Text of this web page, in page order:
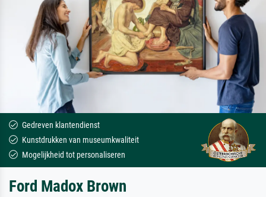
Hokusai-golf, naakt.
olieverfschilderij, staand naakt naast
een boom.
Gedreven klantendienst
Kunstdrukken van museumkwaliteit
Mogelijkheid tot personaliseren
Ford Madox Brown